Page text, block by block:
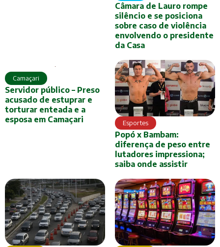
Câmara de Lauro rompe
silêncio e se posiciona
sobre caso de violência
envolvendo o presidente
da Casa
Camaçari
Servidor público – Preso
acusado de estuprar e
torturar enteada e a
esposa em Camaçari
Esportes
Popó x Bambam:
diferença de peso entre
lutadores impressiona;
saiba onde assistir